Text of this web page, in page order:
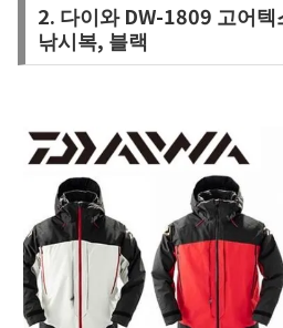
2. 다이와 DW-1809 고어
낚시복, 블랙